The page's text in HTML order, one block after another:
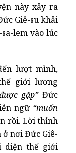
này xảy ra
Giê-su khải
lem vào lúc
lượt mình,
giới lương
được gặp” Đức
ngữ “muốn
rồi. Lời thỉnh
ở nơi Đức Giê-
diện thế giới